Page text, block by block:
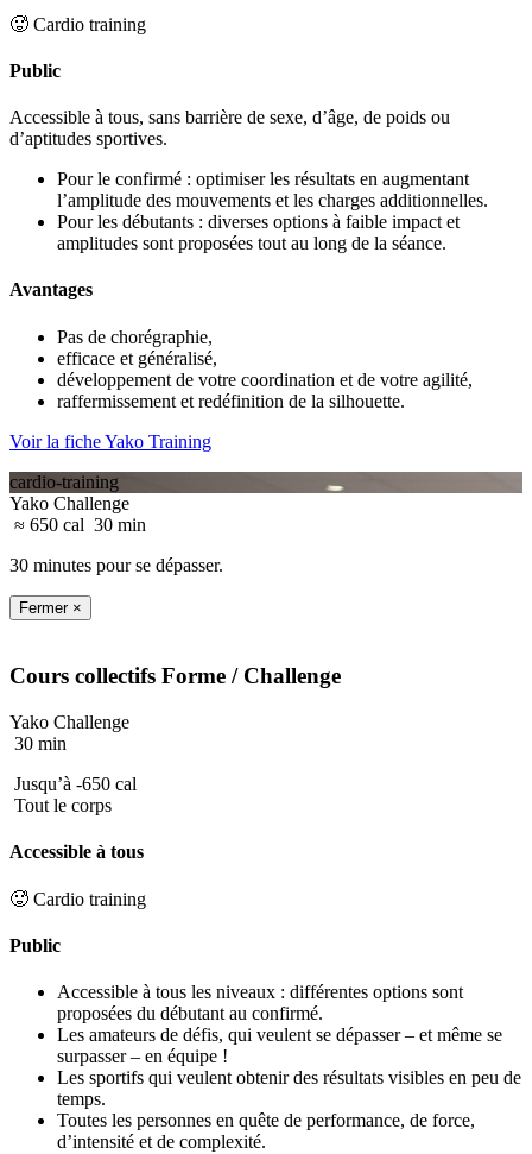
🥵 Cardio training
Public
Accessible à tous, sans barrière de sexe, d’âge, de poids ou
d’aptitudes sportives.
Pour le confirmé : optimiser les résultats en augmentant
l’amplitude des mouvements et les charges additionnelles.
Pour les débutants : diverses options à faible impact et
amplitudes sont proposées tout au long de la séance.
Avantages
Pas de chorégraphie,
efficace et généralisé,
développement de votre coordination et de votre agilité,
raffermissement et redéfinition de la silhouette.
Voir la fiche Yako Training
cardio-training
Yako Challenge
≈ 650 cal 30 min
30 minutes pour se dépasser.
Fermer ×
Cours collectifs Forme / Challenge
Yako Challenge
30 min
Jusqu’à -650 cal
Tout le corps
Accessible à tous
🥵 Cardio training
Public
Accessible à tous les niveaux : différentes options sont
proposées du débutant au confirmé.
Les amateurs de défis, qui veulent se dépasser – et même se
surpasser – en équipe !
Les sportifs qui veulent obtenir des résultats visibles en peu de
temps.
Toutes les personnes en quête de performance, de force,
d’intensité et de complexité.